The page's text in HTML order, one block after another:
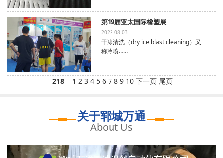
第19届亚太国际橡塑展
2022-08-03
干冰清洗（dry ice blast cleaning）又
称冷喷……
218 1 2 3 4 5 6 7 8 9 10 下一页 尾页
关于郓城万通
About Us